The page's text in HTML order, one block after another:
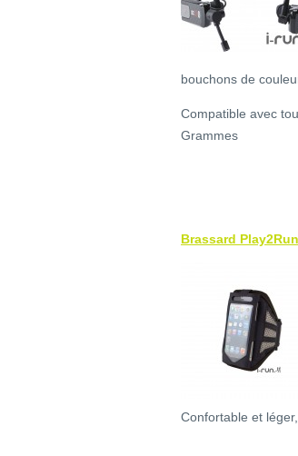
bouchons de
Compatible avec
Grammes
Brassard Play2Run
Confortable et